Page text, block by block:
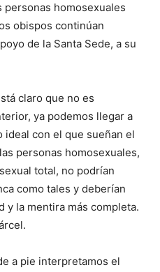
homosexuales
obispos continúan
de la Santa Sede, a su
claro que no es
ya podemos llegar a
ideal con el que sueñan el
personas homosexuales,
total, no podrían
como tales y deberían
y la mentira más completa.
a pie interpretamos el